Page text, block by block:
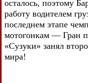
осталось, поэтому
работу водителем
последнем этапе
мотогонкам — Гран
«Сузуки» занял
мира!